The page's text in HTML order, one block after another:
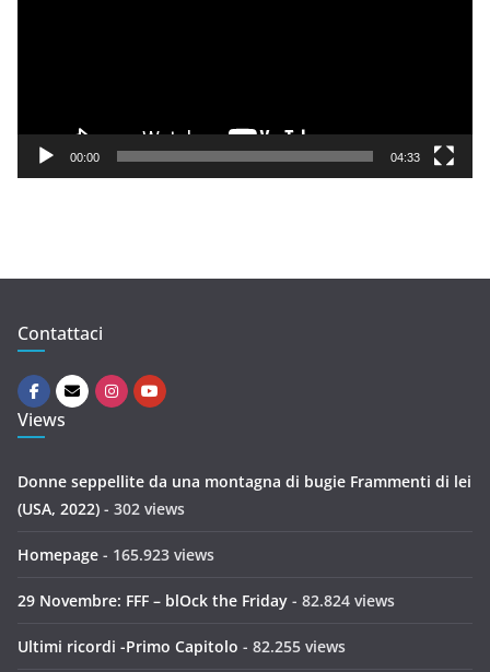
e
00:00 04:33
Contattaci
Views
Donne seppellite da una montagna di bugie Frammenti di lei
(USA, 2022) - 302 views
Homepage - 165.923 views
29 Novembre: FFF – blOck the Friday - 82.824 views
Ultimi ricordi -Primo Capitolo - 82.255 views